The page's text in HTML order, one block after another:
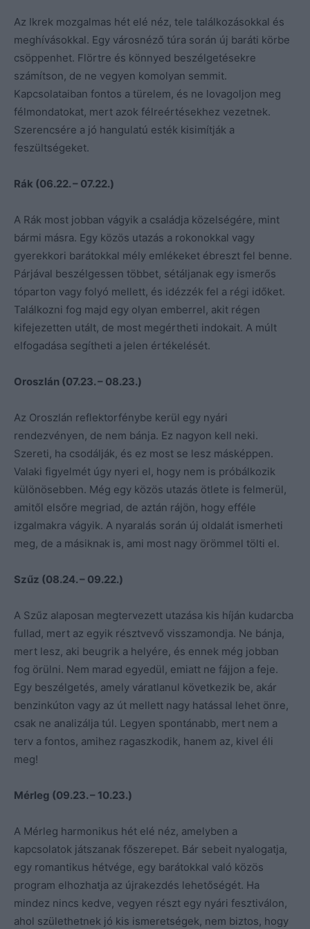
Az Ikrek mozgalmas hét elé néz, tele találkozásokkal és
meghívásokkal. Egy városnéző túra során új baráti körbe
csöppenhet. Flörtre és könnyed beszélgetésekre
számítson, de ne vegyen komolyan semmit.
Kapcsolataiban fontos a türelem, és ne lovagoljon meg
félmondatokat, mert azok félreértésekhez vezetnek.
Szerencsére a jó hangulatú esték kisimítják a
feszültségeket.
Rák (06.22. – 07.22.)
A Rák most jobban vágyik a családja közelségére, mint
bármi másra. Egy közös utazás a rokonokkal vagy
gyerekkori barátokkal mély emlékeket ébreszt fel benne.
Párjával beszélgessen többet, sétáljanak egy ismerős
tóparton vagy folyó mellett, és idézzék fel a régi időket.
Találkozni fog majd egy olyan emberrel, akit régen
kifejezetten utált, de most megértheti indokait. A múlt
elfogadása segítheti a jelen értékelését.
Oroszlán (07.23. – 08.23.)
Az Oroszlán reflektorfénybe kerül egy nyári
rendezvényen, de nem bánja. Ez nagyon kell neki.
Szereti, ha csodálják, és ez most se lesz másképpen.
Valaki figyelmét úgy nyeri el, hogy nem is próbálkozik
különösebben. Még egy közös utazás ötlete is felmerül,
amitől elsőre megriad, de aztán rájön, hogy efféle
izgalmakra vágyik. A nyaralás során új oldalát ismerheti
meg, de a másiknak is, ami most nagy örömmel tölti el.
Szűz (08.24. – 09.22.)
A Szűz alaposan megtervezett utazása kis híján kudarcba
fullad, mert az egyik résztvevő visszamondja. Ne bánja,
mert lesz, aki beugrik a helyére, és ennek még jobban
fog örülni. Nem marad egyedül, emiatt ne fájjon a feje.
Egy beszélgetés, amely váratlanul következik be, akár
benzinkúton vagy az út mellett nagy hatással lehet önre,
csak ne analizálja túl. Legyen spontánabb, mert nem a
terv a fontos, amihez ragaszkodik, hanem az, kivel éli
meg!
Mérleg (09.23. – 10.23.)
A Mérleg harmonikus hét elé néz, amelyben a
kapcsolatok játszanak főszerepet. Bár sebeit nyalogatja,
egy romantikus hétvége, egy barátokkal való közös
program elhozhatja az újrakezdés lehetőségét. Ha
mindez nincs kedve, vegyen részt egy nyári fesztiválon,
ahol születhetnek jó kis ismeretségek, nem biztos, hogy